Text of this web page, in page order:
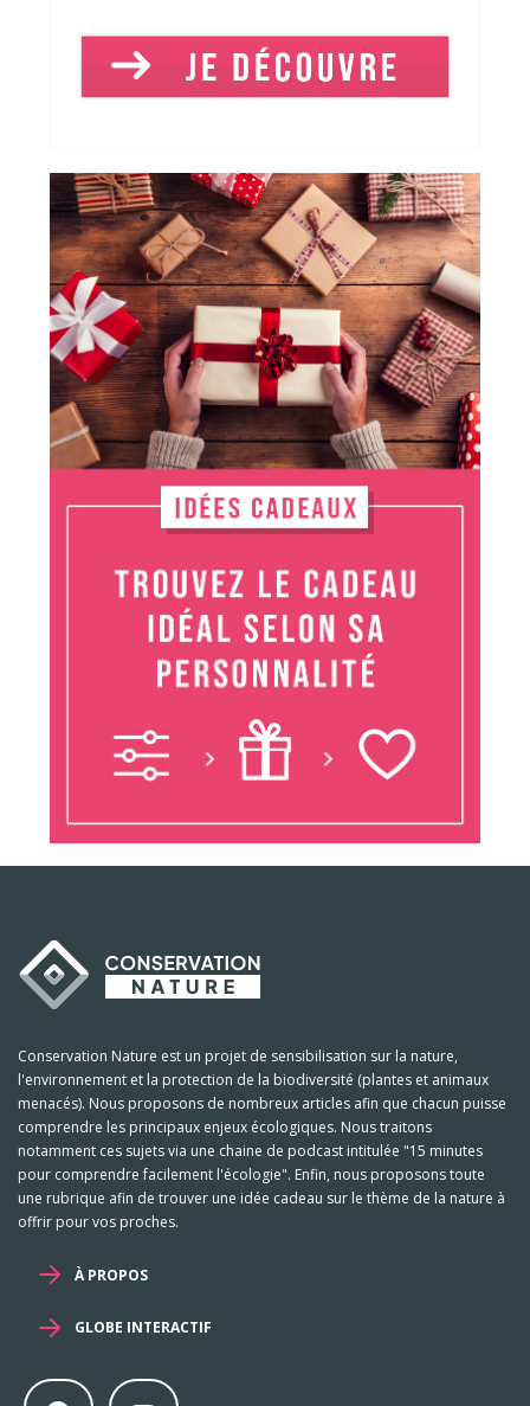
Conservation Nature est un projet de sensibilisation sur la nature,
l'environnement et la protection de la biodiversité (plantes et animaux
menacés). Nous proposons de nombreux articles afin que chacun puisse
comprendre les principaux enjeux écologiques. Nous traitons
notamment ces sujets via une chaine de podcast intitulée "15 minutes
pour comprendre facilement l'écologie". Enfin, nous proposons toute
une rubrique afin de trouver une idée cadeau sur le thème de la nature à
offrir pour vos proches.
À PROPOS
GLOBE INTERACTIF